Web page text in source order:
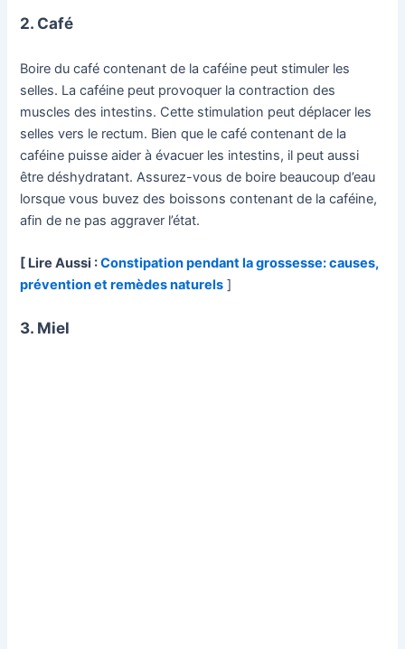
2. Café
Boire du café contenant de la caféine peut stimuler les
selles. La caféine peut provoquer la contraction des
muscles des intestins. Cette stimulation peut déplacer les
selles vers le rectum. Bien que le café contenant de la
caféine puisse aider à évacuer les intestins, il peut aussi
être déshydratant. Assurez-vous de boire beaucoup d’eau
lorsque vous buvez des boissons contenant de la caféine,
afin de ne pas aggraver l’état.
[ Lire Aussi :Constipation pendant la grossesse: causes,
prévention et remèdes naturels ]
3. Miel